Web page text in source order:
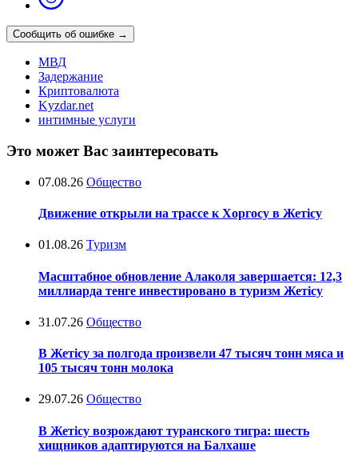
Сообщить об ошибке →
МВД
Задержание
Криптовалюта
Kyzdar.net
интимные услуги
Это может Вас заинтересовать
07.08.26 Общество
Движение открыли на трассе к Хоргосу в Жетісу
01.08.26 Туризм
Масштабное обновление Алаколя завершается: 12,3
миллиарда тенге инвестировано в туризм Жетісу
31.07.26 Общество
В Жетісу за полгода произвели 47 тысяч тонн мяса и
105 тысяч тонн молока
29.07.26 Общество
В Жетісу возрождают туранского тигра: шесть
хищников адаптируются на Балхаше